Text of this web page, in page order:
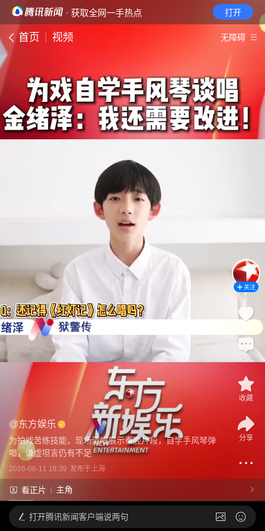
· 获取全网一手热点 打开
首页 视频 无障碍
@东方娱乐
为拍戏苦练技能，现场清唱展示秦腔片段，自学手风琴弹
唱，谦虚坦言仍有不足
2026-06-11 18:39 发布于上海
看正片 主角
关注
评论
收藏
分享
打开腾讯新闻客户端说两句